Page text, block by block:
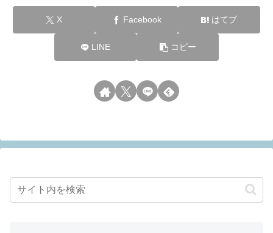
X Facebook はてブ
LINE コピー